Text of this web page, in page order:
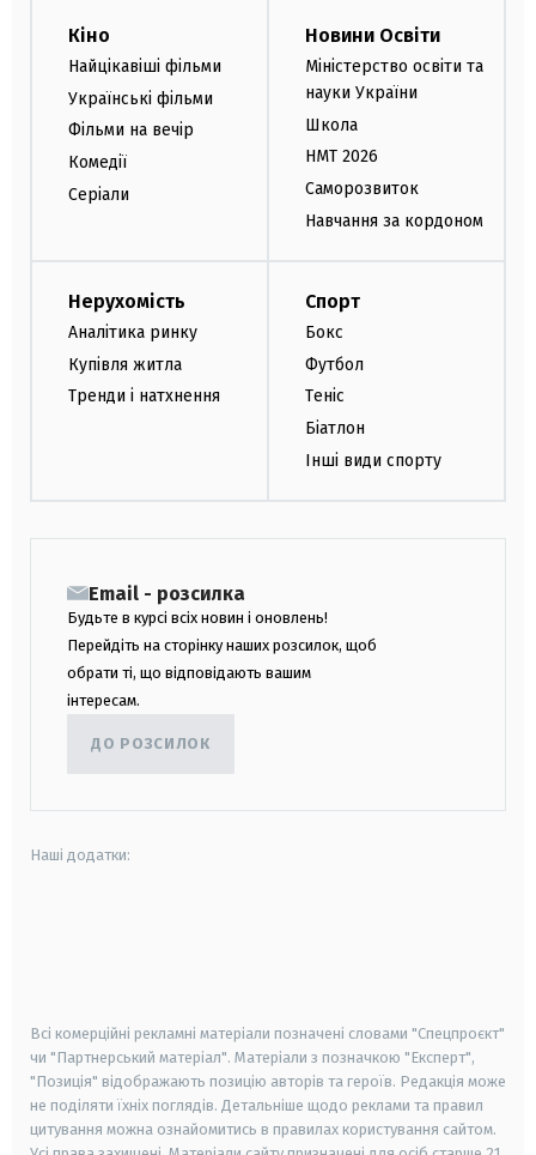
Кіно
Найцікавіші фільми
Українські фільми
Фільми на вечір
Комедії
Серіали
Новини Освіти
Міністерство освіти та
науки України
Школа
НМТ 2026
Саморозвиток
Навчання за кордоном
Нерухомість
Аналітика ринку
Купівля житла
Тренди і натхнення
Спорт
Бокс
Футбол
Теніс
Біатлон
Інші види спорту
Email - розсилка
Будьте в курсі всіх новин і оновлень!
Перейдіть на сторінку наших розсилок, щоб
обрати ті, що відповідають вашим
інтересам.
ДО РОЗСИЛОК
Наші додатки:
Всі комерційні рекламні матеріали позначені словами "Спецпроєкт"
чи "Партнерський матеріал". Матеріали з позначкою "Експерт",
"Позиція" відображають позицію авторів та героїв. Редакція може
не поділяти їхніх поглядів. Детальніше щодо реклами та правил
цитування можна ознайомитись в правилах користування сайтом.